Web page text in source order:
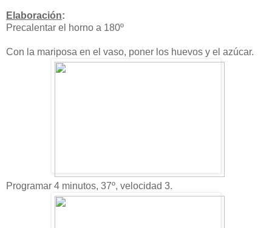
Elaboración:
Precalentar el horno a 180º
Con la mariposa en el vaso, poner los huevos y el azúcar.
Programar 4 minutos, 37º, velocidad 3.